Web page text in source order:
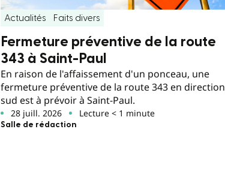
Actualités Faits divers
Fermeture préventive de la route
343 à Saint-Paul
En raison de l'affaissement d'un ponceau, une
fermeture préventive de la route 343 en direction
sud est à prévoir à Saint-Paul.
28 juill. 2026 Lecture < 1 minute
Salle de rédaction